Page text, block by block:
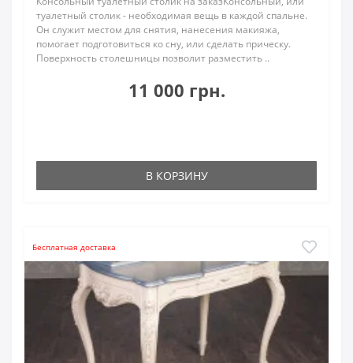
туалетный столик - необходимая вещь в каждой спальне.
Он служит местом для снятия, нанесения макияжа,
помогает подготовиться ко сну, или сделать прическу.
Поверхность столешницы позволит разместить ..
11 000 грн.
В КОРЗИНУ
Бесплатная доставка